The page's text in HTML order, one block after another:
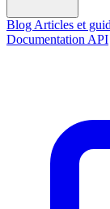
Blog Articles et
Documentation API